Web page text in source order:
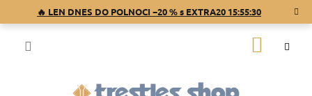
🔥 LEN DNES DO POLNOCI −20 % s EXTRA20 15:55:30